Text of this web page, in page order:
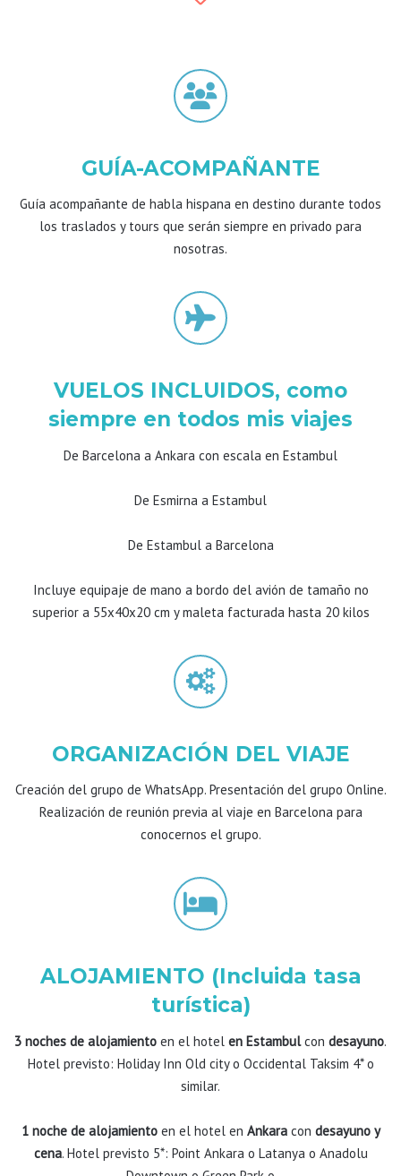
GUÍA-ACOMPAÑANTE
Guía acompañante de habla hispana en destino durante todos
los traslados y tours que serán siempre en privado para
nosotras.
VUELOS INCLUIDOS, como
siempre en todos mis viajes
De Barcelona a Ankara con escala en Estambul
De Esmirna a Estambul
De Estambul a Barcelona
Incluye equipaje de mano a bordo del avión de tamaño no
superior a 55x40x20 cm y maleta facturada hasta 20 kilos
ORGANIZACIÓN DEL VIAJE
Creación del grupo de WhatsApp. Presentación del grupo Online.
Realización de reunión previa al viaje en Barcelona para
conocernos el grupo.
ALOJAMIENTO (Incluida tasa
turística)
3 noches de alojamiento en el hotel en Estambulcon desayuno.
Hotel previsto: Holiday Inn Old city o Occidental Taksim 4* o
similar.
1 noche de alojamientoen el hotel en Ankaracon desayuno y
cena. Hotel previsto 5*: Point Ankara o Latanya o Anadolu